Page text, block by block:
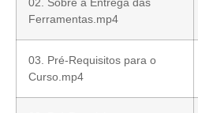
02. Sobre a Entrega das
Ferramentas.mp4
03. Pré-Requisitos para o
Curso.mp4